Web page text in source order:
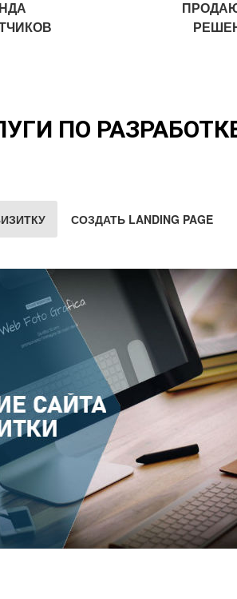
ПО
СОЗДАТЬ LANDING PAGE